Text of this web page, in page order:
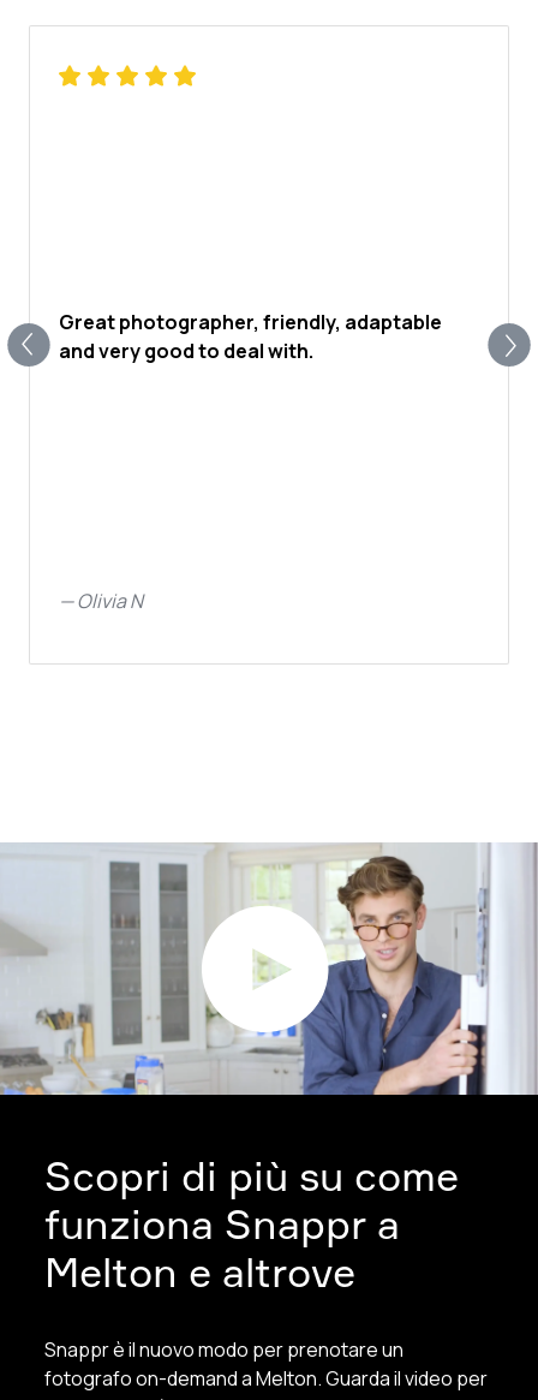
Great photographer, friendly, adaptable
and very good to deal with.
—Olivia N
Scopri di più su come
funziona Snappr a
Melton e altrove
Snappr è il nuovo modo per prenotare un
fotografo on-demand a Melton. Guarda il video per